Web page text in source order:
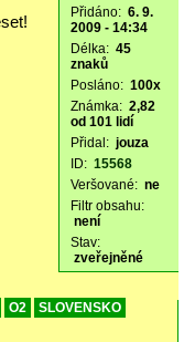
Přidáno: 6. 9.
2009 - 14:34
Délka: 45
znaků
Posláno: 100x
Známka: 2,82
od 101 lidí
Přidal: jouza
ID: 15568
Veršované: ne
Filtr obsahu:
není
Stav:
zveřejněné
O2
SLOVENSKO